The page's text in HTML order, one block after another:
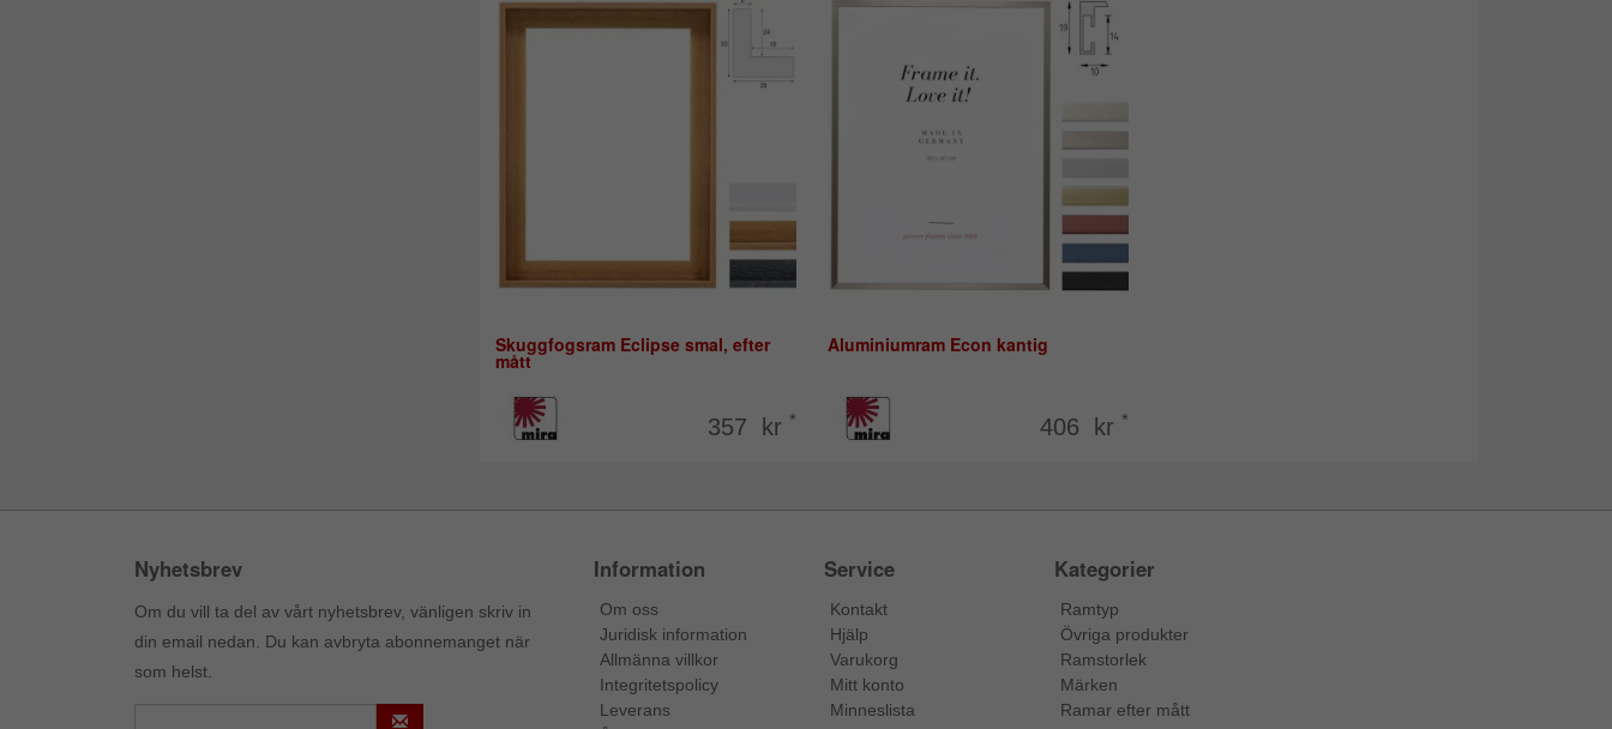
Skuggfogsram Eclipse smal, efter
mått
357 kr *
Aluminiumram Econ kantig
406 kr *
Nyhetsbrev
Om du vill ta del av vårt nyhetsbrev, vänligen skriv in
din email nedan. Du kan avbryta abonnemanget när
som helst.
Information
Om oss
Juridisk information
Allmänna villkor
Integritetspolicy
Leverans
Service
Kontakt
Hjälp
Varukorg
Mitt konto
Minneslista
Kategorier
Ramtyp
Övriga produkter
Ramstorlek
Märken
Ramar efter mått